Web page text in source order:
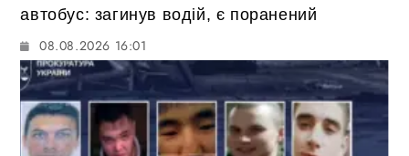
автобус: загинув водій, є поранений
08.08.2026 16:01